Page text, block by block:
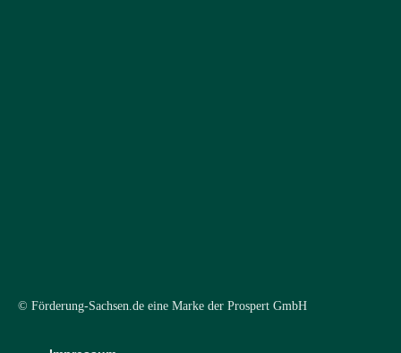
© Förderung-Sachsen.de eine Marke der Prospert GmbH